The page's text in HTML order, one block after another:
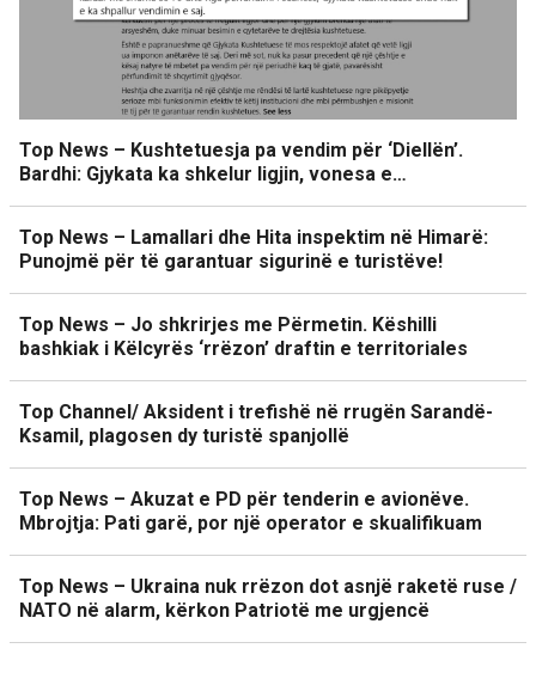
Top News – Kushtetuesja pa vendim për ‘Diellën’.
Bardhi: Gjykata ka shkelur ligjin, vonesa e…
Top News – Lamallari dhe Hita inspektim në Himarë:
Punojmë për të garantuar sigurinë e turistëve!
Top News – Jo shkrirjes me Përmetin. Këshilli
bashkiak i Këlcyrës ‘rrëzon’ draftin e territoriales
Top Channel/ Aksident i trefishë në rrugën Sarandë-
Ksamil, plagosen dy turistë spanjollë
Top News – Akuzat e PD për tenderin e avionëve.
Mbrojtja: Pati garë, por një operator e skualifikuam
Top News – Ukraina nuk rrëzon dot asnjë raketë ruse /
NATO në alarm, kërkon Patriotë me urgjencë